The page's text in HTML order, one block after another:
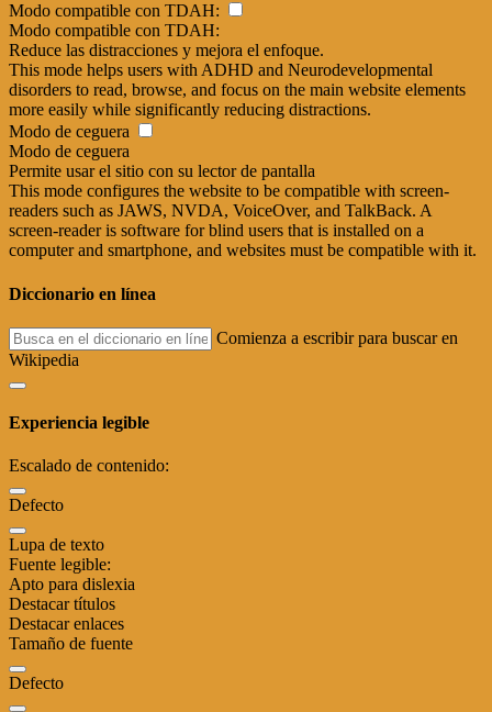
Modo compatible con TDAH:
Modo compatible con TDAH:
Reduce las distracciones y mejora el enfoque.
This mode helps users with ADHD and Neurodevelopmental
disorders to read, browse, and focus on the main website elements
more easily while significantly reducing distractions.
Modo de ceguera
Modo de ceguera
Permite usar el sitio con su lector de pantalla
This mode configures the website to be compatible with screen-
readers such as JAWS, NVDA, VoiceOver, and TalkBack. A
screen-reader is software for blind users that is installed on a
computer and smartphone, and websites must be compatible with it.
Diccionario en línea
Comienza a escribir para buscar en
Wikipedia
Experiencia legible
Escalado de contenido:
Defecto
Lupa de texto
Fuente legible:
Apto para dislexia
Destacar títulos
Destacar enlaces
Tamaño de fuente
Defecto